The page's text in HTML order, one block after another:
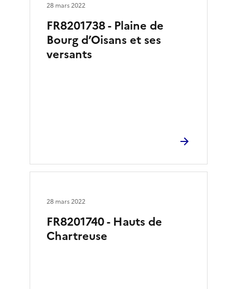
FR8201738 - Plaine de
Bourg d’Oisans et ses
versants
28 mars 2022
FR8201740 - Hauts de
Chartreuse
28 mars 2022